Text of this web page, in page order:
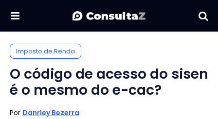
Imposto de Renda
O código de acesso do sisen
é o mesmo do e-cac?
Por Danrley Bezerra